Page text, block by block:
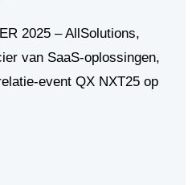
2025 – AllSolutions,
van SaaS-oplossingen,
event QX NXT25 op